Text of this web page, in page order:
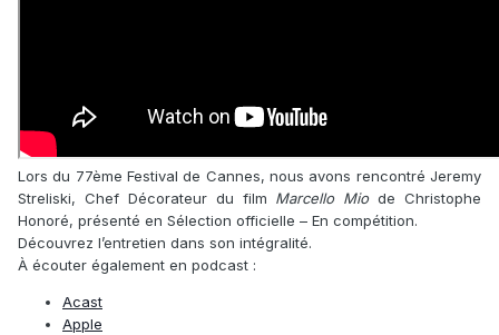
Lors du 77ème Festival de Cannes, nous avons rencontré Jeremy
Streliski, Chef Décorateur du film Marcello Miode Christophe
Honoré, présenté en Sélection officielle – En compétition.
Découvrez l’entretien dans son intégralité.
À écouter également en podcast :
Acast
Apple